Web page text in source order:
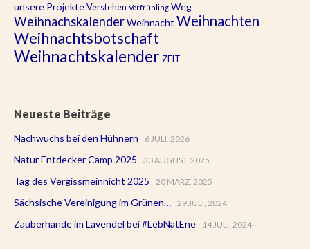
unsere Projekte Verstehen Vorfrühling Weg
WeihnachskalenderWeihnachtWeihnachten
Weihnachtsbotschaft
Weihnachtskalender ZEIT
Neueste Beiträge
Nachwuchs bei den Hühnern 6 JULI, 2026
Natur Entdecker Camp 2025 30 AUGUST, 2025
Tag des Vergissmeinnicht 2025 20 MÄRZ, 2025
Sächsische Vereinigung im Grünen… 29 JULI, 2024
Zauberhände im Lavendel bei #LebNatEne 14 JULI, 2024